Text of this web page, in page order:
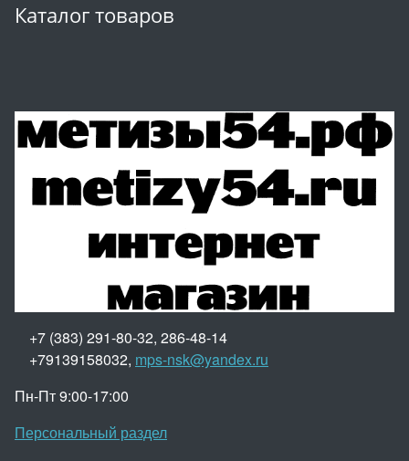
Каталог товаров
+7 (383) 291-80-32, 286-48-14
+79139158032, mps-nsk@yandex.ru
Пн-Пт 9:00-17:00
Персональный раздел